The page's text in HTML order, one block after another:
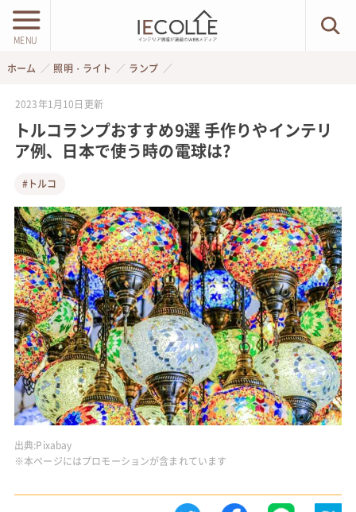
MENU
ホーム 照明・ライト ランプ
2023年1月10日 更新
トルコランプおすすめ9選 手作りやインテリ
ア例、日本で使う時の電球は?
#トルコ
出典:Pixabay
※本ページにはプロモーションが含まれています